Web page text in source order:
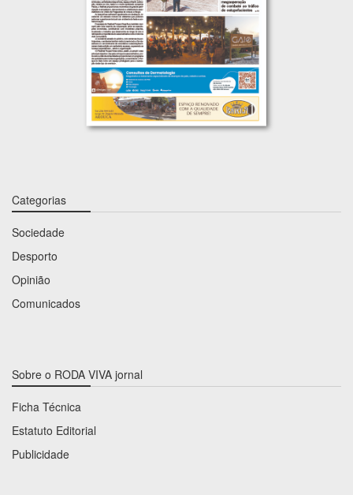
Categorias
Sociedade
Desporto
Opinião
Comunicados
Sobre o RODA VIVA jornal
Ficha Técnica
Estatuto Editorial
Publicidade